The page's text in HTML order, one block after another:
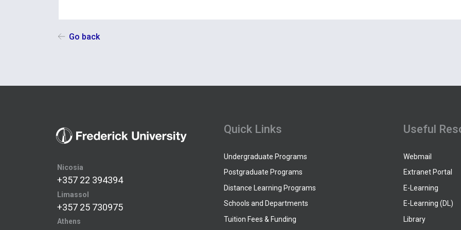
Go back
Nicosia
+357 22 394394
Limassol
+357 25 730975
Athens
Quick Links
Undergraduate Programs
Postgraduate Programs
Distance Learning Programs
Schools and Departments
Tuition Fees & Funding
Useful
Webmail
Extranet Portal
E-Learning
E-Learning (DL)
Library